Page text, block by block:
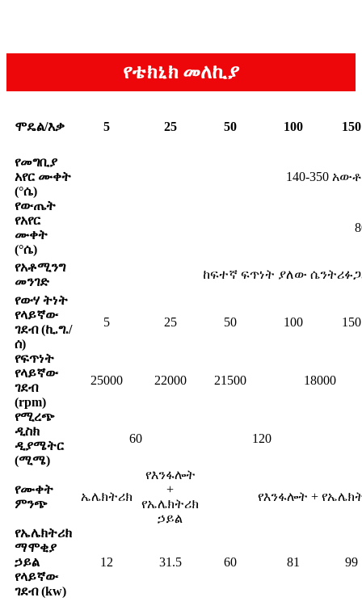
የቴክኒክ መለኪያ
ሞዴል/እቃ 5 25 50 100 150
የመግቢያ
አየር ሙቀት
(°ሴ)
140-350
የውጤት
የአየር
ሙቀት
(°ሴ)
የአቶሚንግ
መንገድ
ከፍተኛ ፍጥነት ያለው
የውሃ ትነት
የላይኛው
ገደብ (ኪ.ግ./
ሰ)
5 25 50 100 150
የፍጥነት
የላይኛው
ገደብ
(rpm)
25000 22000 21500 18000
የሚረጭ
ዲስክ
ዲያሜትር
(ሚሜ)
60 120
የሙቀት
ምንጭ
ኤሌክትሪክ
የእንፋሎት
+
የኤሌክትሪክ
ኃይል
የእንፋሎት +
የኤሌክትሪክ
ማሞቂያ
ኃይል
የላይኛው
ገደብ (kw)
12 31.5 60 81 99